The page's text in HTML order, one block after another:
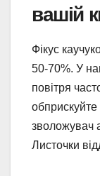
вашій
Фікус
50-70%. У
повітря
зволожувач
Листочки